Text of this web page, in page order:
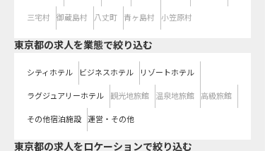
三宅村 御蔵島村 八丈町 青ヶ島村 小笠原村
東京都の求人を業態で絞り込む
シティホテル ビジネスホテル リゾートホテル
ラグジュアリーホテル 観光地旅館 温泉地旅館 高級旅館
その他宿泊施設 運営・その他
東京都の求人をロケーションで絞り込む